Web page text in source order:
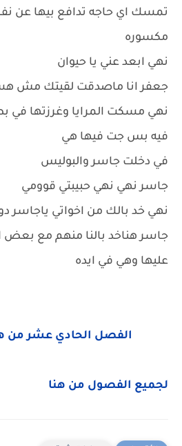
تمسك اي حاجه تدافع بيها عن
مكسوره
نهي ابعد عني يا حيوان
جعفر انا ماصدقت لقيتك مش
نهي مسكت المرايا وغرزتها في
فيه بس جت فيها هي
في دخلت جاسر والبوليس
جاسر نهي نهي حبيبتي قوومي
نهي خد بالك من اخواتي ياجاسر
جاسر هناخد بالنا منهم مع بعض
عليها وهي في ايده
الفصل الحادي عشر من
لجميع الفصول من هنا